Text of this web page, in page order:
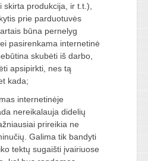
skirta produkcija, ir t.t.),
prie parduotuvės
būna pernelyg
pasirenkama internetinė
skubėti iš darbo,
apsipirkti, nes tą
kada;
internetinėje
nereikalauja didelių
prireikia ne
Galima tik bandyti
tektų sugaišti įvairiuose